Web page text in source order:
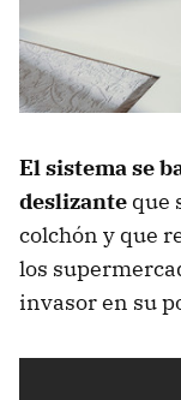
El sistema se
deslizante que
colchón y que
los
invasor en su